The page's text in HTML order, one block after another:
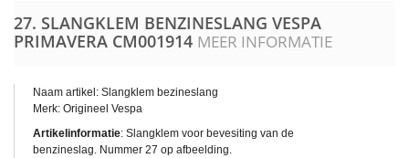
27. SLANGKLEM BENZINESLANG VESPA
PRIMAVERA CM001914 MEER INFORMATIE
Naam artikel: Slangklem bezineslang
Merk: Origineel Vespa
Artikelinformatie: Slangklem voor bevesiting van de
benzineslag. Nummer 27 op afbeelding.